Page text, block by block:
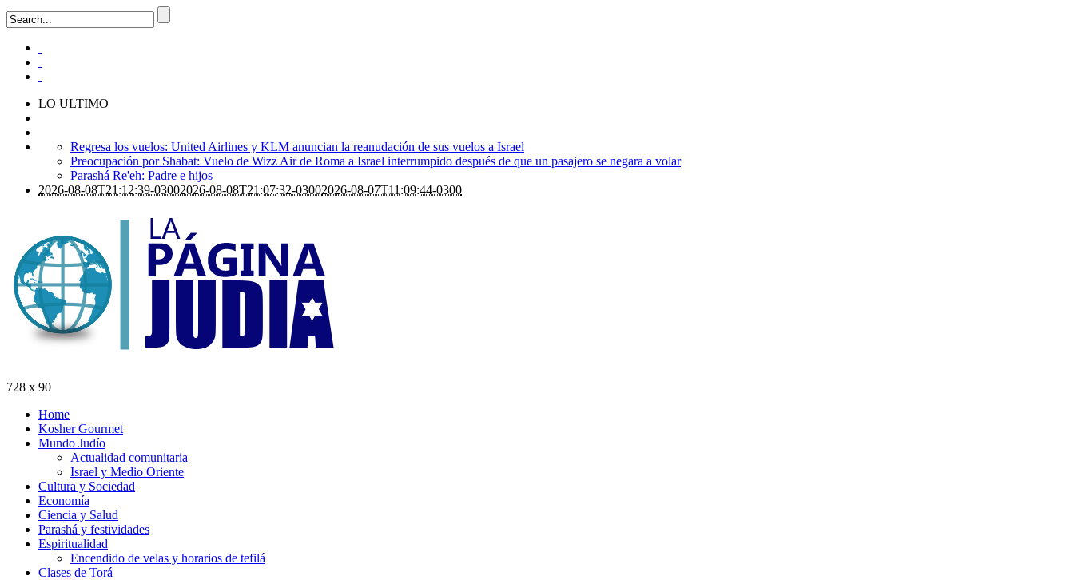
LO ULTIMO
Regresa los vuelos: United Airlines y KLM anuncian la reanudación de sus vuelos a Israel
Preocupación por Shabat: Vuelo de Wizz Air de Roma a Israel interrumpido después de que un pasajero se negara a volar
Parashá Re'eh: Padre e hijos
2026-08-08T21:12:39-03002026-08-08T21:07:32-03002026-08-07T11:09:44-0300
728 x 90
Home
Kosher Gourmet
Mundo Judío
Actualidad comunitaria
Israel y Medio Oriente
Cultura y Sociedad
Economía
Ciencia y Salud
Parashá y festividades
Espiritualidad
Encendido de velas y horarios de tefilá
Clases de Torá